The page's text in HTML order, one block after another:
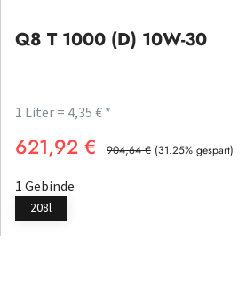
Q8 T 1000 (D) 10W-30
1 Liter = 4,35 € *
Verkaufspreis:
621,92 € Regulärer Preis:
904,64 € (31.25% gespart)
1 Gebinde
208l